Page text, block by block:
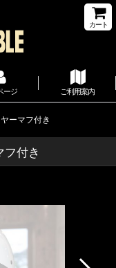
カート
ージ ご利用案内
ーマフ付き
フ付き